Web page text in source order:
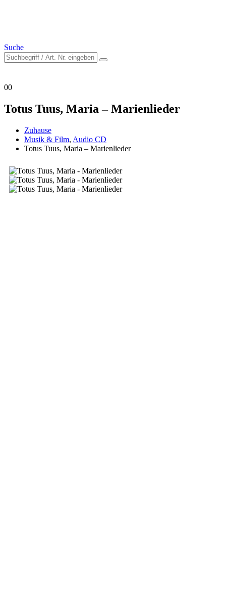
Suche
00
Totus Tuus, Maria – Marienlieder
Zuhause
Musik & Film, Audio CD
Totus Tuus, Maria – Marienlieder